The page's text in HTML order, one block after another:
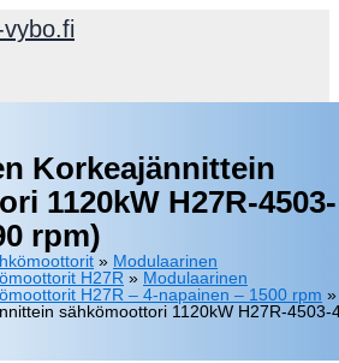
Korkeajännittein
1120kW H27R-4503-
rpm)
» Modulaarinen
H27R » Modulaarinen
H27R – 4-napainen – 1500 rpm »
sähkömoottori 1120kW H27R-4503-